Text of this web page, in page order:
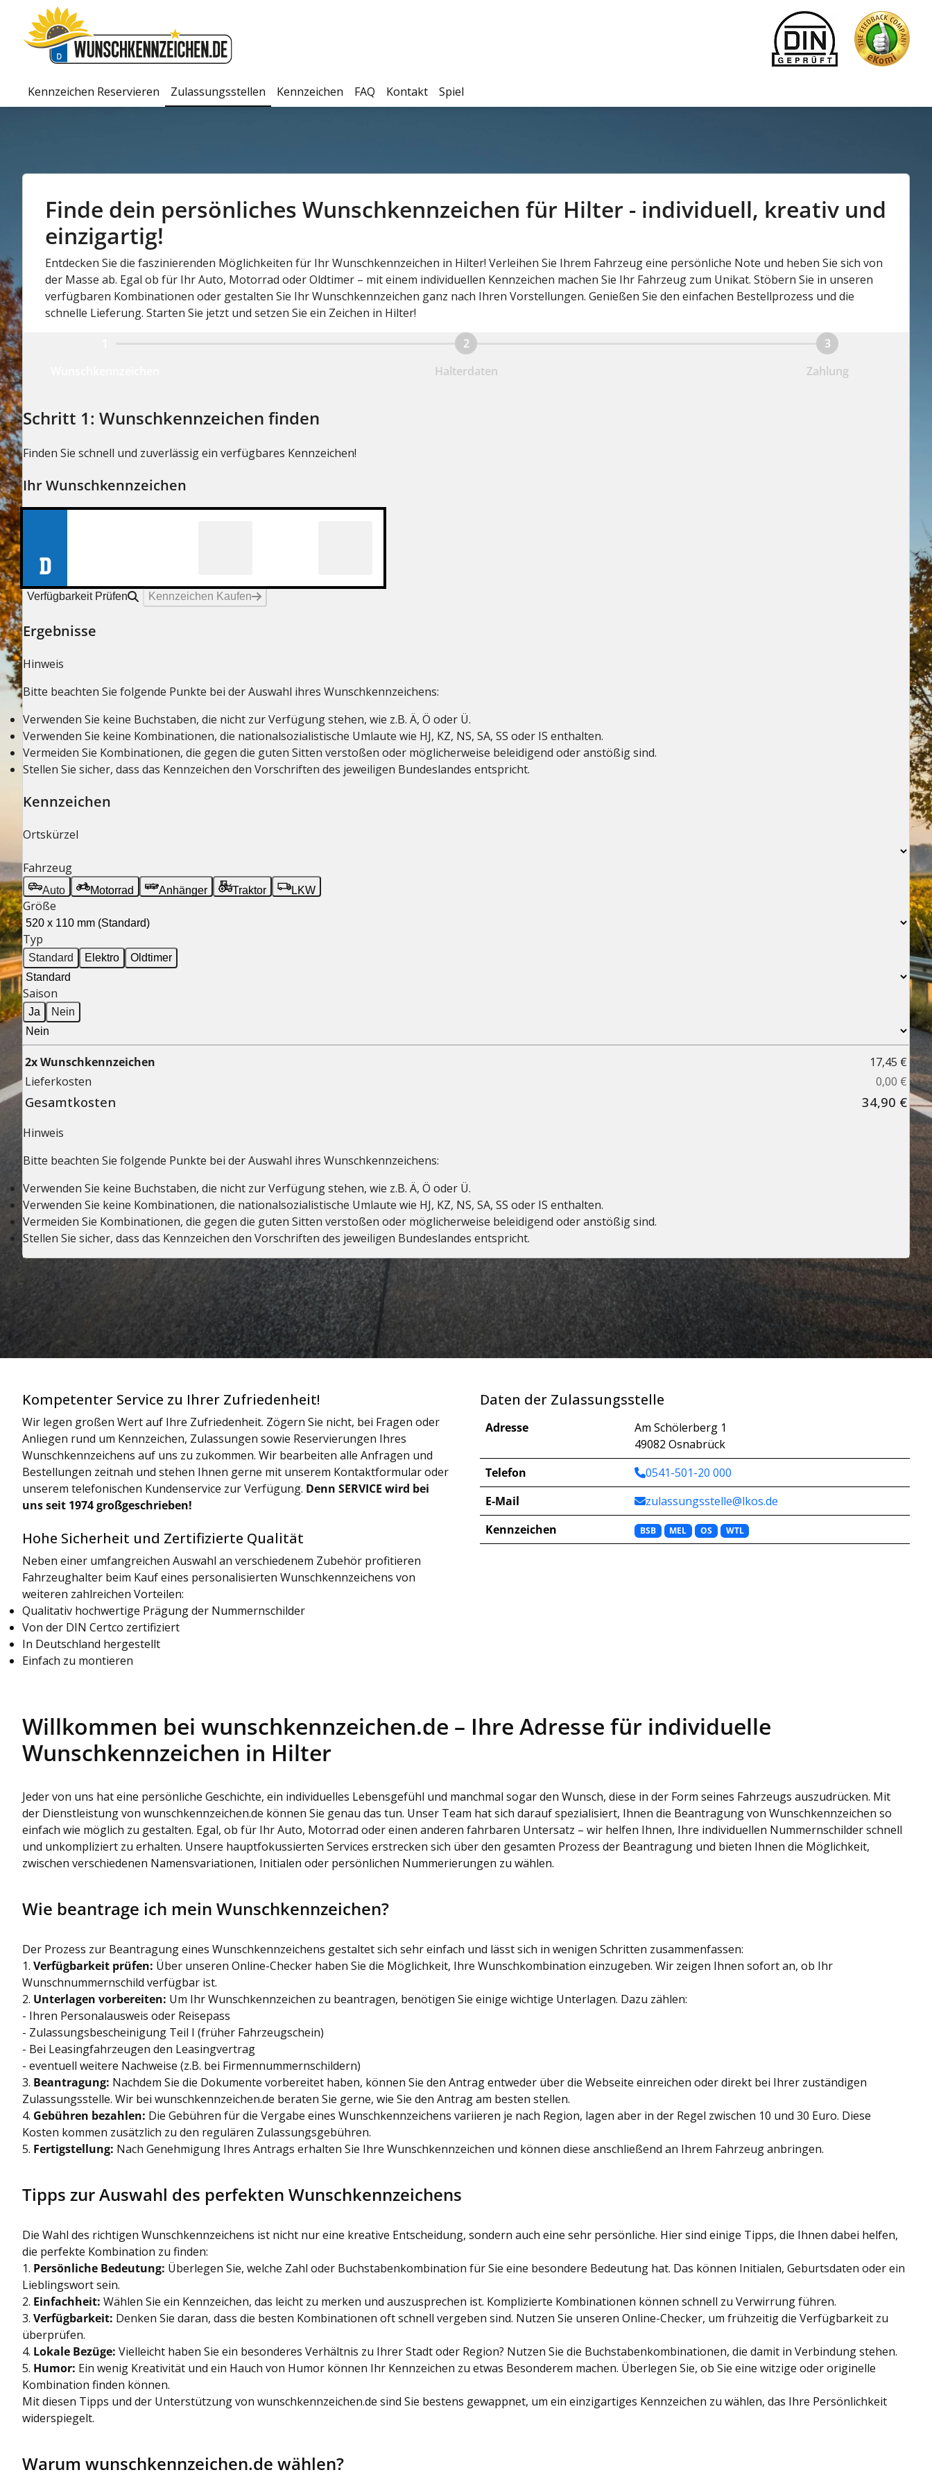
Kennzeichen Reservieren Zulassungsstellen Kennzeichen FAQ Kontakt Spiel
Finde dein persönliches Wunschkennzeichen für Hilter - individuell, kreativ und
einzigartig!
Entdecken Sie die faszinierenden Möglichkeiten für Ihr Wunschkennzeichen in Hilter! Verleihen Sie Ihrem Fahrzeug eine persönliche Note und heben Sie sich von
der Masse ab. Egal ob für Ihr Auto, Motorrad oder Oldtimer – mit einem individuellen Kennzeichen machen Sie Ihr Fahrzeug zum Unikat. Stöbern Sie in unseren
verfügbaren Kombinationen oder gestalten Sie Ihr Wunschkennzeichen ganz nach Ihren Vorstellungen. Genießen Sie den einfachen Bestellprozess und die
schnelle Lieferung. Starten Sie jetzt und setzen Sie ein Zeichen in Hilter!
Kompetenter Service zu Ihrer Zufriedenheit!
Wir legen großen Wert auf Ihre Zufriedenheit. Zögern Sie nicht, bei Fragen oder
Anliegen rund um Kennzeichen, Zulassungen sowie Reservierungen Ihres
Wunschkennzeichens auf uns zu zukommen. Wir bearbeiten alle Anfragen und
Bestellungen zeitnah und stehen Ihnen gerne mit unserem Kontaktformular oder
unserem telefonischen Kundenservice zur Verfügung. Denn SERVICE wird bei
uns seit 1974 großgeschrieben!
Hohe Sicherheit und Zertifizierte Qualität
Neben einer umfangreichen Auswahl an verschiedenem Zubehör profitieren
Fahrzeughalter beim Kauf eines personalisierten Wunschkennzeichens von
weiteren zahlreichen Vorteilen:
Qualitativ hochwertige Prägung der Nummernschilder
Von der DIN Certco zertifiziert
In Deutschland hergestellt
Einfach zu montieren
Daten der Zulassungsstelle
Adresse
Am Schölerberg 1
49082 Osnabrück
Telefon
0541-501-20 000
E-Mail
zulassungsstelle@lkos.de
Kennzeichen
BSB MEL OS WTL
Willkommen bei wunschkennzeichen.de – Ihre Adresse für individuelle
Wunschkennzeichen in Hilter
Jeder von uns hat eine persönliche Geschichte, ein individuelles Lebensgefühl und manchmal sogar den Wunsch, diese in der Form seines Fahrzeugs auszudrücken. Mit
der Dienstleistung von wunschkennzeichen.de können Sie genau das tun. Unser Team hat sich darauf spezialisiert, Ihnen die Beantragung von Wunschkennzeichen so
einfach wie möglich zu gestalten. Egal, ob für Ihr Auto, Motorrad oder einen anderen fahrbaren Untersatz – wir helfen Ihnen, Ihre individuellen Nummernschilder schnell
und unkompliziert zu erhalten. Unsere hauptfokussierten Services erstrecken sich über den gesamten Prozess der Beantragung und bieten Ihnen die Möglichkeit,
zwischen verschiedenen Namensvariationen, Initialen oder persönlichen Nummerierungen zu wählen.
Wie beantrage ich mein Wunschkennzeichen?
Der Prozess zur Beantragung eines Wunschkennzeichens gestaltet sich sehr einfach und lässt sich in wenigen Schritten zusammenfassen:
1. Verfügbarkeit prüfen: Über unseren Online-Checker haben Sie die Möglichkeit, Ihre Wunschkombination einzugeben. Wir zeigen Ihnen sofort an, ob Ihr
Wunschnummernschild verfügbar ist.
2. Unterlagen vorbereiten: Um Ihr Wunschkennzeichen zu beantragen, benötigen Sie einige wichtige Unterlagen. Dazu zählen:
- Ihren Personalausweis oder Reisepass
- Zulassungsbescheinigung Teil I (früher Fahrzeugschein)
- Bei Leasingfahrzeugen den Leasingvertrag
- eventuell weitere Nachweise (z.B. bei Firmennummernschildern)
3. Beantragung: Nachdem Sie die Dokumente vorbereitet haben, können Sie den Antrag entweder über die Webseite einreichen oder direkt bei Ihrer zuständigen
Zulassungsstelle. Wir bei wunschkennzeichen.de beraten Sie gerne, wie Sie den Antrag am besten stellen.
4. Gebühren bezahlen: Die Gebühren für die Vergabe eines Wunschkennzeichens variieren je nach Region, lagen aber in der Regel zwischen 10 und 30 Euro. Diese
Kosten kommen zusätzlich zu den regulären Zulassungsgebühren.
5. Fertigstellung: Nach Genehmigung Ihres Antrags erhalten Sie Ihre Wunschkennzeichen und können diese anschließend an Ihrem Fahrzeug anbringen.
Tipps zur Auswahl des perfekten Wunschkennzeichens
Die Wahl des richtigen Wunschkennzeichens ist nicht nur eine kreative Entscheidung, sondern auch eine sehr persönliche. Hier sind einige Tipps, die Ihnen dabei helfen,
die perfekte Kombination zu finden:
1. Persönliche Bedeutung: Überlegen Sie, welche Zahl oder Buchstabenkombination für Sie eine besondere Bedeutung hat. Das können Initialen, Geburtsdaten oder ein
Lieblingswort sein.
2. Einfachheit: Wählen Sie ein Kennzeichen, das leicht zu merken und auszusprechen ist. Komplizierte Kombinationen können schnell zu Verwirrung führen.
3. Verfügbarkeit: Denken Sie daran, dass die besten Kombinationen oft schnell vergeben sind. Nutzen Sie unseren Online-Checker, um frühzeitig die Verfügbarkeit zu
überprüfen.
4. Lokale Bezüge: Vielleicht haben Sie ein besonderes Verhältnis zu Ihrer Stadt oder Region? Nutzen Sie die Buchstabenkombinationen, die damit in Verbindung stehen.
5. Humor: Ein wenig Kreativität und ein Hauch von Humor können Ihr Kennzeichen zu etwas Besonderem machen. Überlegen Sie, ob Sie eine witzige oder originelle
Kombination finden können.
Mit diesen Tipps und der Unterstützung von wunschkennzeichen.de sind Sie bestens gewappnet, um ein einzigartiges Kennzeichen zu wählen, das Ihre Persönlichkeit
widerspiegelt.
Warum wunschkennzeichen.de wählen?